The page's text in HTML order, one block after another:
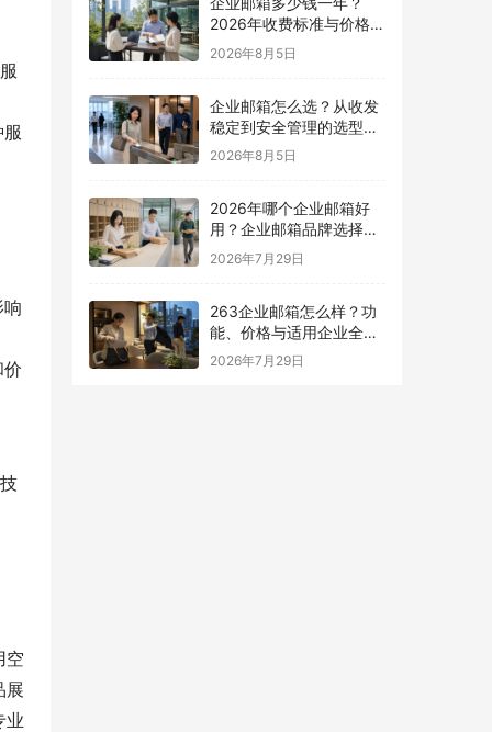
空
展
业
2026年收费标准与价格计
算指南
2026年8月5日
企业邮箱怎么选？从收发
稳定到安全管理的选型指
南
2026年8月5日
2026年哪个企业邮箱好
用？企业邮箱品牌选择指
南
2026年7月29日
263企业邮箱怎么样？功
能、价格与适用企业全面
解析
2026年7月29日